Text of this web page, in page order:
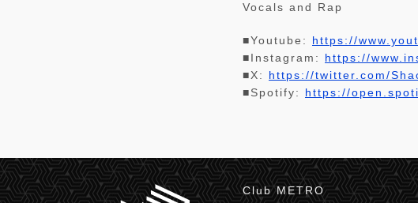
Vocals and Rap
■Youtube: https://
■Instagram: https://
■X: https://twitter.com/
■Spotify: https://
Club METRO